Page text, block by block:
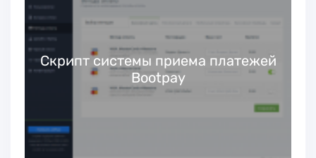
Скрипт системы приема платежей
Bootpay